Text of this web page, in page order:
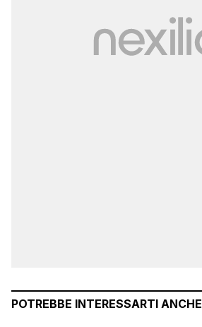
POTREBBE INTERESSARTI ANCHE